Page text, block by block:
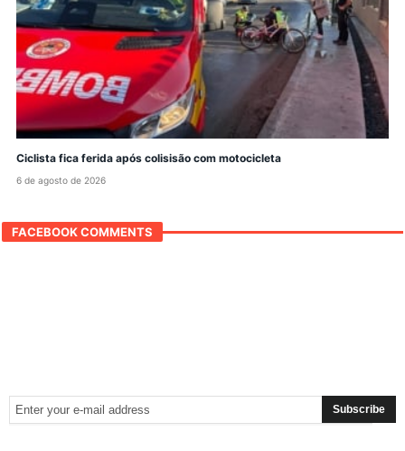
Ciclista fica ferida após colisisão com motocicleta
6 de agosto de 2026
FACEBOOK COMMENTS